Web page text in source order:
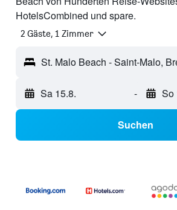
HotelsCombined und spare.
2 Gäste, 1 Zimmer
Sa 15.8. - So
Suchen